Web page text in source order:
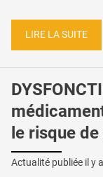
LIRE LA SUITE
le risque
Actualité publiée il y a